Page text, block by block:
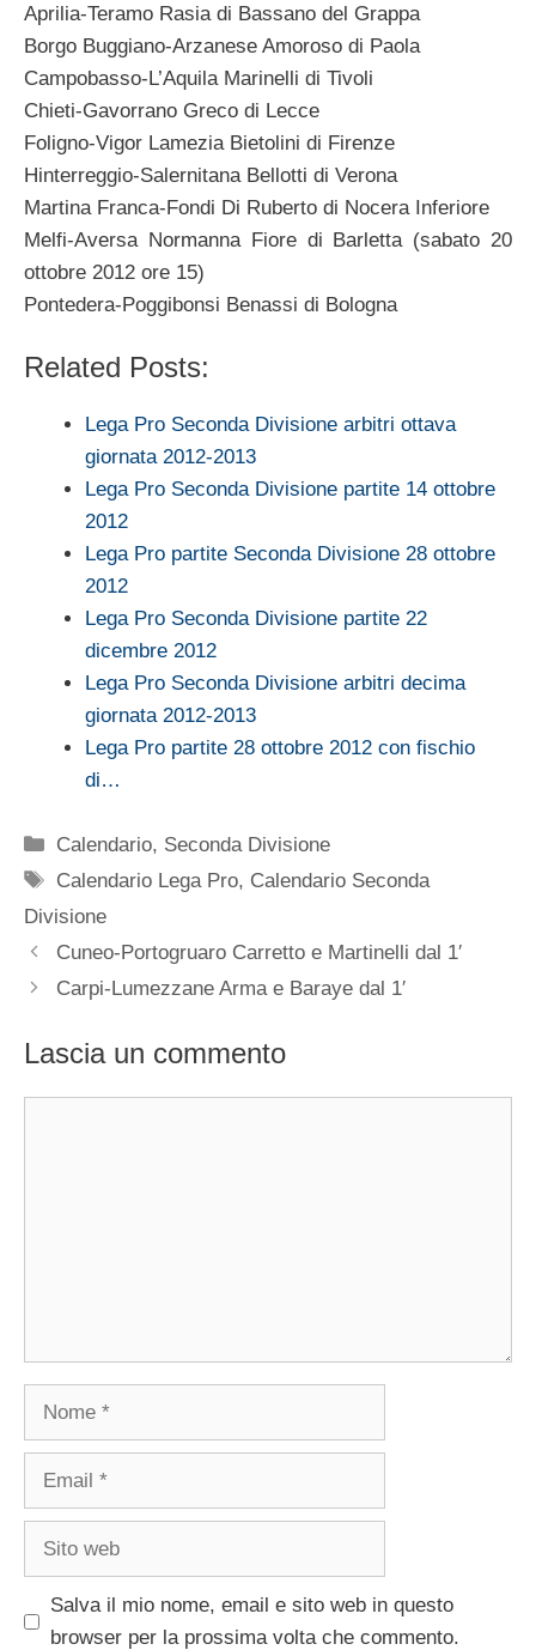
Aprilia-Teramo Rasia di Bassano del Grappa
Borgo Buggiano-Arzanese Amoroso di Paola
Campobasso-L’Aquila Marinelli di Tivoli
Chieti-Gavorrano Greco di Lecce
Foligno-Vigor Lamezia Bietolini di Firenze
Hinterreggio-Salernitana Bellotti di Verona
Martina Franca-Fondi Di Ruberto di Nocera Inferiore
Melfi-Aversa Normanna Fiore di Barletta (sabato 20
ottobre 2012 ore 15)
Pontedera-Poggibonsi Benassi di Bologna
Related Posts:
Lega Pro Seconda Divisione arbitri ottava
giornata 2012-2013
Lega Pro Seconda Divisione partite 14 ottobre
2012
Lega Pro partite Seconda Divisione 28 ottobre
2012
Lega Pro Seconda Divisione partite 22
dicembre 2012
Lega Pro Seconda Divisione arbitri decima
giornata 2012-2013
Lega Pro partite 28 ottobre 2012 con fischio
di…
Categorie
Calendario, Seconda Divisione
Tag
Calendario Lega Pro, Calendario Seconda
Divisione
Cuneo-Portogruaro Carretto e Martinelli dal 1′
Carpi-Lumezzane Arma e Baraye dal 1′
Lascia un commento
Nome
Email
Sito
Salva il mio nome, email e sito web in questo
browser per la prossima volta che commento.